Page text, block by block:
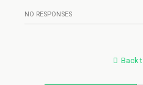
NO RESPONSES
Back